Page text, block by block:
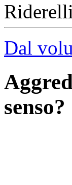
Dal
senso?